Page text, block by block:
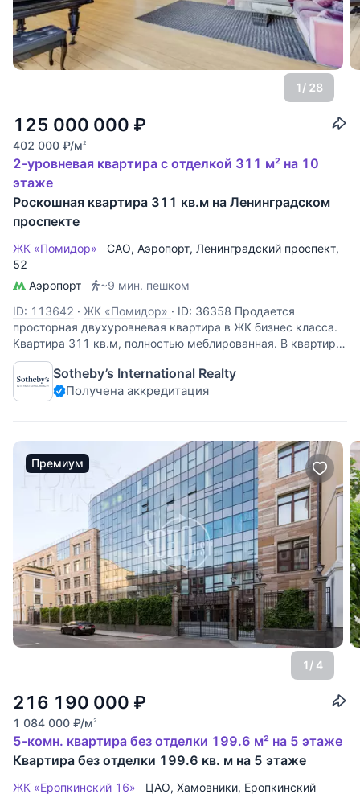
1/ 28
125 000 000 ₽
402 000 ₽/м2
2-уровневая квартира с отделкой 311 м² на 10
этаже
Роскошная квартира 311 кв.м на Ленинградском
проспекте
ЖК «Помидор» САО, Аэропорт, Ленинградский проспект,
52
Аэропорт
~9 мин. пешком
ID: 113642 · ЖК «Помидор» · ID: 36358 Продается
просторная двухуровневая квартира в ЖК бизнес класса.
Квартира 311 кв.м, полностью меблированная. В квартире
выполнен дизайнерский ремонт, использовались
дорогостоящие натуральные материалы. Спланировано: 1
уровень (100 кв.м.):
Sotheby’s International Realty
Получена аккредитация
Премиум
1/ 4
216 190 000 ₽
1 084 000 ₽/м2
5-комн. квартира без отделки 199.6 м² на 5 этаже
Квартира без отделки 199.6 кв. м на 5 этаже
ЖК «Еропкинский 16» ЦАО, Хамовники, Еропкинский